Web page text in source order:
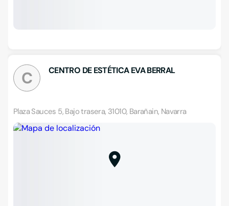
C CENTRO DE ESTÉTICA EVA BERRAL
Plaza Sauces 5, Bajo trasera, 31010, Barañain, Navarra